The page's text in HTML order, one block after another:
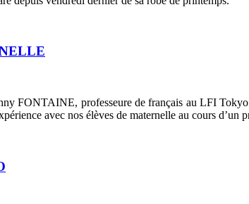
FONTAINE, professeure de français au LFI
avec nos élèves de maternelle au cours d’un